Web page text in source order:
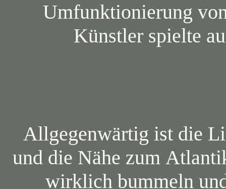
Umfunktionierung
Künstler spielte
Allgegenwärtig ist die
und die Nähe zum
wirklich bummeln